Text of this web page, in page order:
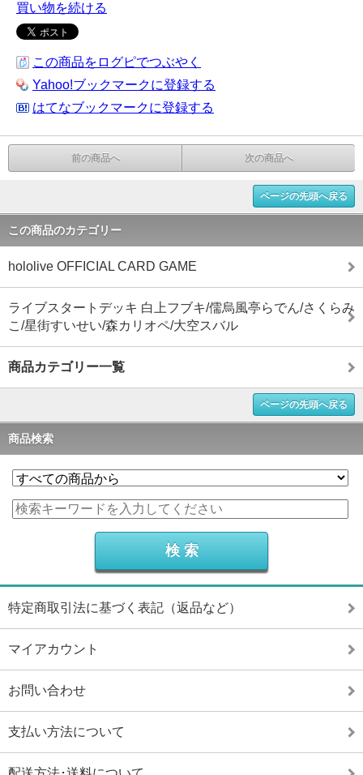
買い物を続ける
この商品をログピでつぶやく
Yahoo!ブックマークに登録する
はてなブックマークに登録する
前の商品へ 次の商品へ
ページの先頭へ戻る
この商品のカテゴリー
hololive OFFICIAL CARD GAME
ライブスタートデッキ 白上フブキ/儒烏風亭らでん/さくらみ
こ/星街すいせい/森カリオペ/大空スバル
商品カテゴリー一覧
ページの先頭へ戻る
商品検索
特定商取引法に基づく表記（返品など）
マイアカウント
お問い合わせ
支払い方法について